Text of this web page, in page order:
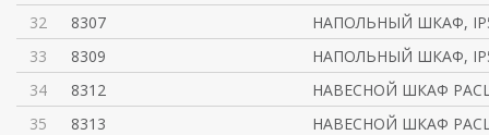
32
8307
НАПОЛЬНЫЙ ШКАФ,
33
8309
НАПОЛЬНЫЙ ШКАФ,
34
8312
НАВЕСНОЙ ШКАФ
35
8313
НАВЕСНОЙ ШКАФ